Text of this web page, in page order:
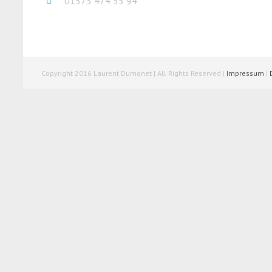
Copyright 2016 Laurent Dumonet | All Rights Reserved | Impressum |